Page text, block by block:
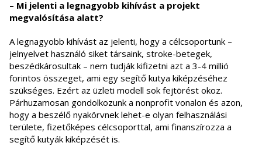
– Mi jelenti a legnagyobb kihívást a projekt
megvalósítása alatt?
A legnagyobb kihívást az jelenti, hogy a célcsoportunk –
jelnyelvet használó siket társaink, stroke-betegek,
beszédkárosultak – nem tudják kifizetni azt a 3-4 millió
forintos összeget, ami egy segítő kutya kiképzéséhez
szükséges. Ezért az üzleti modell sok fejtörést okoz.
Párhuzamosan gondolkozunk a nonprofit vonalon és azon,
hogy a beszélő nyakörvnek lehet-e olyan felhasználási
területe, fizetőképes célcsoporttal, ami finanszírozza a
segítő kutyák kiképzését is.